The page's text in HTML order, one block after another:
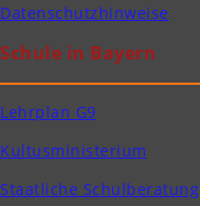
Datenschutzhinweise
Schule in Bayern
Lehrplan G9
Kultusministerium
Staatliche Schulberatung